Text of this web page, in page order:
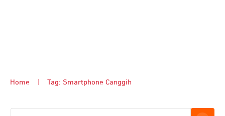
Home Tag: Smartphone Canggih